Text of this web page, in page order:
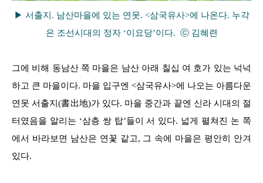
▶ 서출지. 남산마을에 있는 연못. <삼국유사>에 나온다. 누각
은 조선시대의 정자 ‘이요당’이다. ⓒ 김혜련
그에 비해 동남산 쪽 마을은 남산 아래 칠십 여 호가 있는 넉넉
하고 큰 마을이다. 마을 입구엔 <삼국유사>에 나오는 아름다운
연못 서출지(書出地)가 있다. 마을 중간과 끝엔 신라 시대의 절
터였음을 알리는 ‘삼층 쌍 탑’들이 서 있다. 넓게 펼쳐진 논 쪽
에서 바라보면 남산은 연꽃 같고, 그 속에 마을은 평안히 안겨
있다.